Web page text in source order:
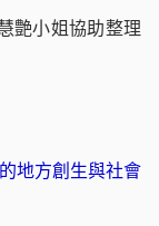
艶小姐協助整理
地方創生與社會